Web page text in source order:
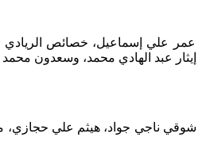
شوقي ناجي جواد، هيثم علي حجازي،